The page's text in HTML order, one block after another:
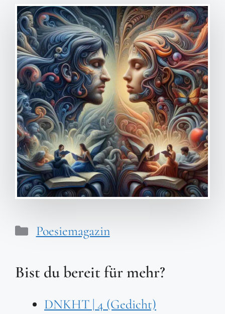
Kategorien
Poesiemagazin
Bist du bereit für mehr?
DNKHT | 4 (Gedicht)